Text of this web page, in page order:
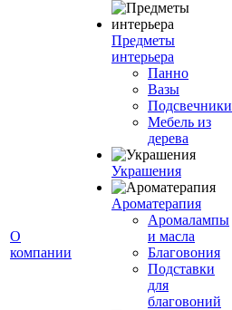
О
компании
Предметы
интерьера
Панно
Вазы
Подсвечники
Мебель из
дерева
Украшения
Ароматерапия
Аромалампы
и масла
Благовония
Подставки
для
благовоний